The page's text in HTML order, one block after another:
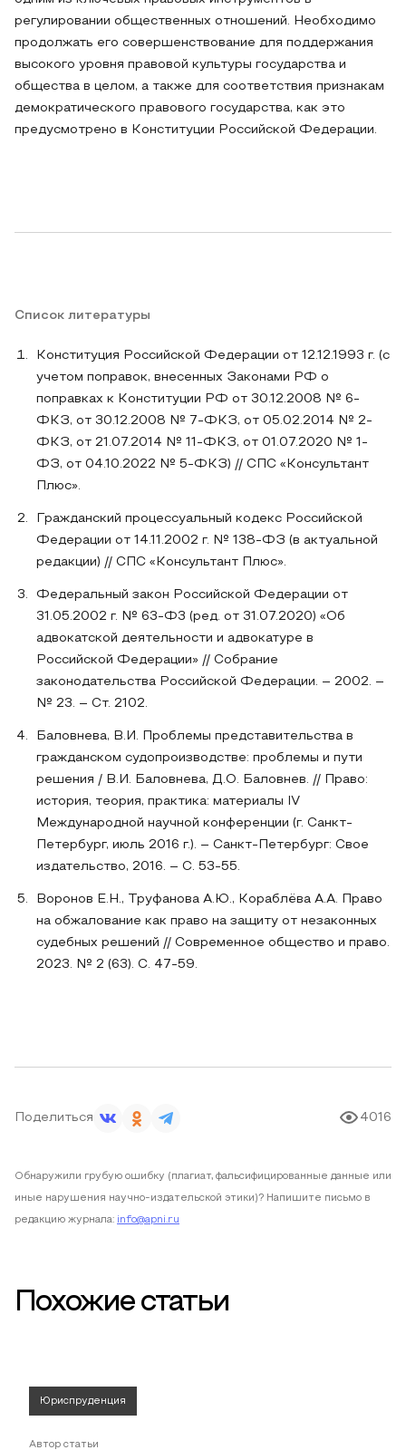
регулировании общественных отношений. Необходимо
продолжать его совершенствование для поддержания
высокого уровня правовой культуры государства и
общества в целом, а также для соответствия признакам
демократического правового государства, как это
предусмотрено в Конституции Российской Федерации.
Список литературы
Конституция Российской Федерации от 12.12.1993 г. (с
учетом поправок, внесенных Законами РФ о
поправках к Конституции РФ от 30.12.2008 № 6-
ФКЗ, от 30.12.2008 № 7-ФКЗ, от 05.02.2014 № 2-
ФКЗ, от 21.07.2014 № 11-ФКЗ, от 01.07.2020 № 1-
ФЗ, от 04.10.2022 № 5-ФКЗ) // CПС «Консультант
Плюс».
Гражданский процессуальный кодекс Российской
Федерации от 14.11.2002 г. № 138-ФЗ (в актуальной
редакции) // СПС «Консультант Плюс».
Федеральный закон Российской Федерации от
31.05.2002 г. № 63-Ф3 (ред. от 31.07.2020) «Об
адвокатской деятельности и адвокатуре в
Российской Федерации» // Собрание
законодательства Российской Федерации. – 2002. –
№ 23. – Ст. 2102.
Баловнева, В.И. Проблемы представительства в
гражданском судопроизводстве: проблемы и пути
решения / В.И. Баловнева, Д.О. Баловнев. // Право:
история, теория, практика: материалы IV
Международной научной конференции (г. Санкт-
Петербург, июль 2016 г.). – Санкт-Петербург: Свое
издательство, 2016. – С. 53-55.
Воронов Е.Н., Труфанова А.Ю., Кораблёва А.А. Право
на обжалование как право на защиту от незаконных
судебных решений // Современное общество и право.
2023. № 2 (63). С. 47-59.
Поделиться 4016
Обнаружили грубую ошибку (плагиат, фальсифицированные данные или
иные нарушения научно-издательской этики)? Напишите письмо в
редакцию журнала: info@apni.ru
Похожие статьи
Юриспруденция
Автор статьи